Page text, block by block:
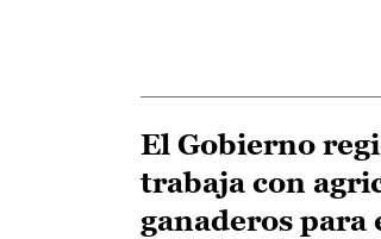
El Gobierno
trabaja con
ganaderos para